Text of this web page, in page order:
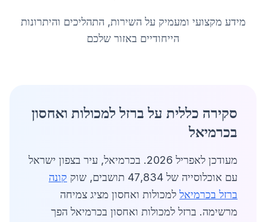
מידע מקצועי ומעמיק על השירות, התהליכים והיתרונות
הייחודיים באזור שלכם
סקירה כללית על ברזל למכולות ואחסון
בכרמיאל
מעודכן לאפריל 2026. בכרמיאל, עיר בצפון ישראל
עם אוכלוסייה של 47,834 תושבים, שוק
קונה
ברזל בכרמיאל למכולות ואחסון מציג צמיחה
מרשימה. ברזל למכולות ואחסון בכרמיאל הפך